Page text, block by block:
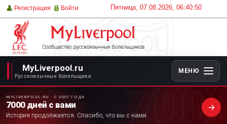
Пятница, 07.08.2026, 06:40:50
Регистрация Войти
MyLiverpool.ru
Русскоязычные болельщики
МЕНЮ
MYLIVERPOOL.RU · С 2007 ГОДА
7000 дней с вами
История продолжается. Спасибо, что вы с нами.